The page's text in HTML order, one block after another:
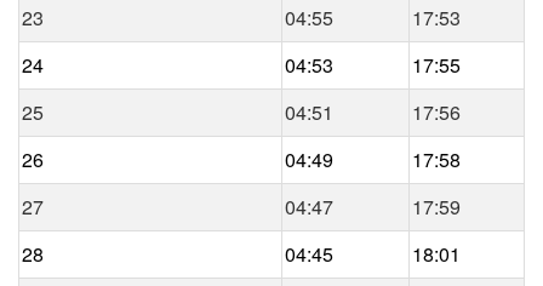
23
04:55
17:53
24
04:53
17:55
25
04:51
17:56
26
04:49
17:58
27
04:47
17:59
28
04:45
18:01